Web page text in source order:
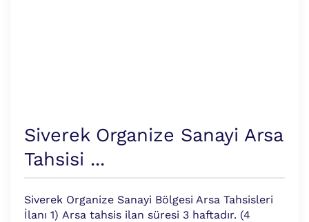
Siverek Organize Sanayi Arsa
Tahsisi ...
Siverek Organize Sanayi Bölgesi Arsa Tahsisleri
İlanı 1) Arsa tahsis ilan süresi 3 haftadır. (4